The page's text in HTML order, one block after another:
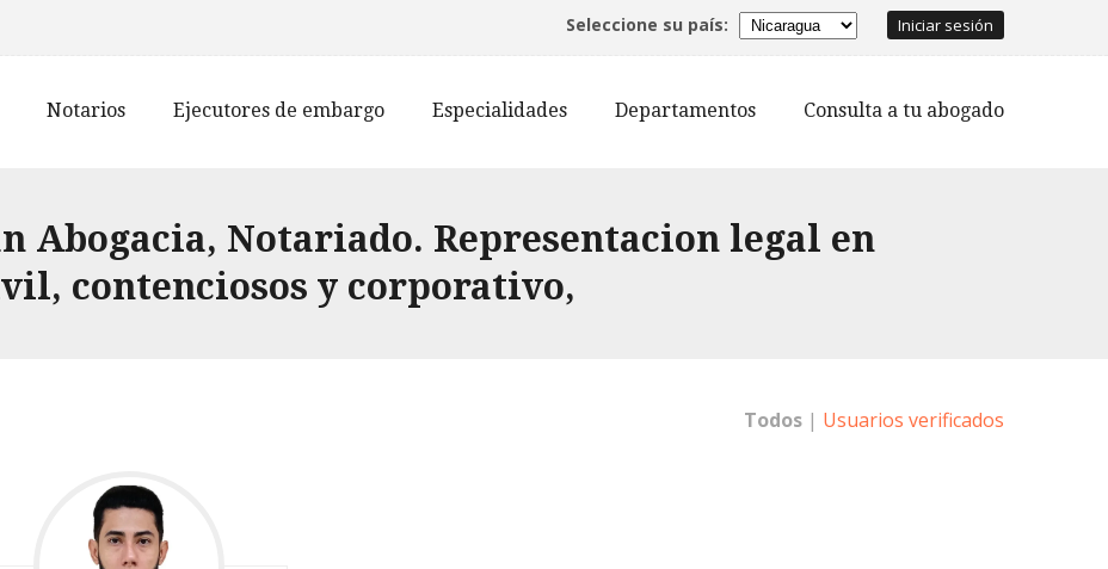
Iniciar sesión
Seleccione su país:
Notarios Ejecutores de embargo Especialidades Departamentos Consulta a tu abogado
Abogacia, Notariado. Representacion legal en
contenciosos y corporativo,
Todos| Usuarios verificados